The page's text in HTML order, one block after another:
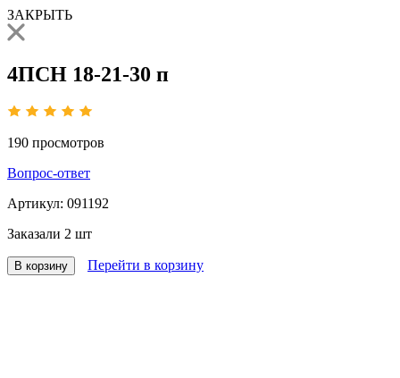
ЗАКРЫТЬ
4ПСН 18-21-30 п
190 просмотров
Вопрос-ответ
Артикул: 091192
Заказали 2 шт
В корзину Перейти в корзину